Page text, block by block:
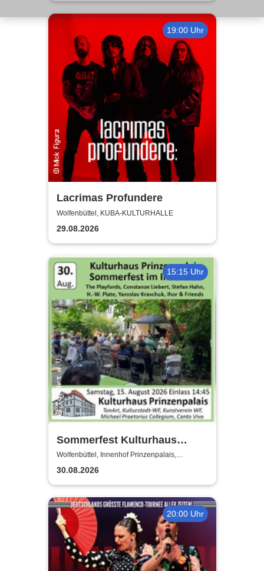
19:00 Uhr
Lacrimas Profundere
Wolfenbüttel, KUBA-KULTURHALLE
29.08.2026
15:15 Uhr
Sommerfest Kulturhaus
Prinzenpalais
Wolfenbüttel, Innenhof Prinzenpalais,
Wolfenbüttel
30.08.2026
20:00 Uhr